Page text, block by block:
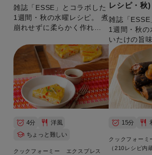
雑誌「ESSE」とコラボした
1週間・秋の水曜レシピ。 煮
崩れせずに柔らかく作れま
レシピ・秋)
雑誌「ESSE
1週間・秋の
いたけの旨
ったしゅうまい！
間：15分】
4分
洋風
ちょっと難しい
クックフォーミー エクスプレス
15分
クックフォー
（210レシピ内